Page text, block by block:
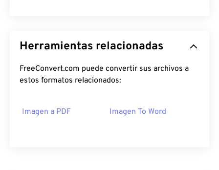
Herramientas relacionadas
FreeConvert.com puede convertir sus archivos a
estos formatos relacionados:
Imagen a PDF Imagen To Word